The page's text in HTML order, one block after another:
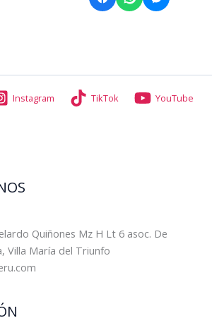
Instagram TikTok YouTube
Quiñones Mz H Lt 6 asoc. De
Villa María del Triunfo